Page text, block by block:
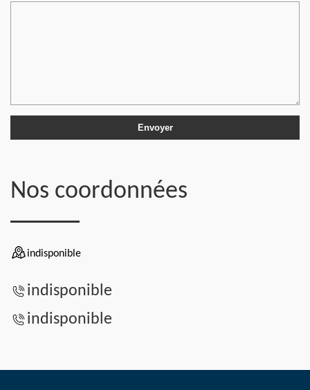
Nos coordonnées
indisponible
indisponible
indisponible